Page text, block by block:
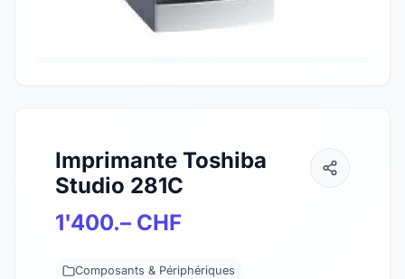
Imprimante Toshiba
Studio 281C
1'400.– CHF
Composants & Périphériques